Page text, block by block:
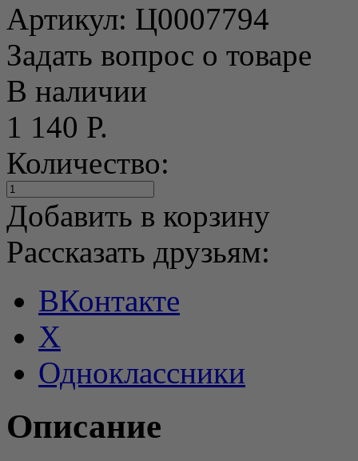
Артикул: Ц0007794
Задать вопрос о товаре
В наличии
1 140 Р.
Количество:
Добавить в корзину
Рассказать друзьям:
ВКонтакте
X
Одноклассники
Описание